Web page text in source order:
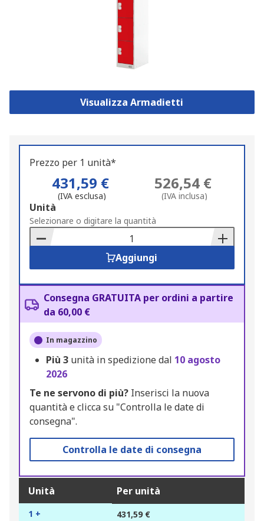
Visualizza Armadietti
Prezzo per 1 unità*
431,59 €
(IVA esclusa)
526,54 €
(IVA inclusa)
Add
to
Basket
Unità
Selezionare o digitare la quantità
Aggiungi
Consegna GRATUITA per ordini a partire
da 60,00 €
In magazzino
Più 3 unità in spedizione dal 10 agosto
2026
Te ne servono di più? Inserisci la nuova
quantità e clicca su "Controlla le date di
consegna".
Controlla le date di consegna
Unità Per unità
1 + 431,59 €